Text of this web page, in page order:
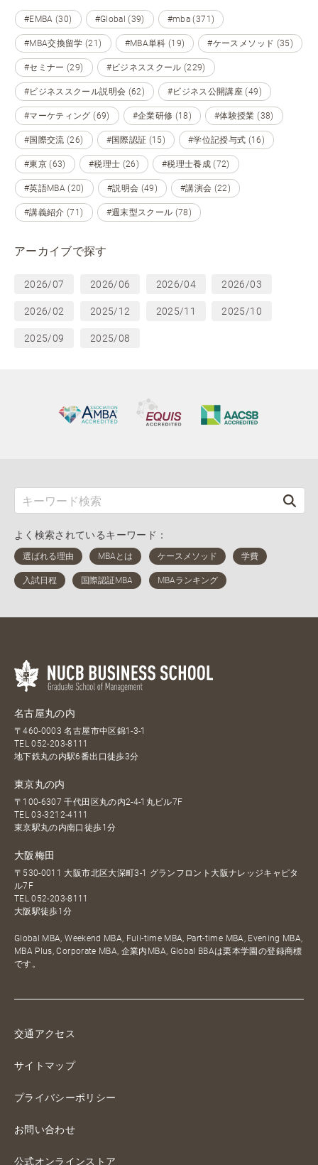
#EMBA (30) #Global (39) #mba (371)
#MBA交換留学 (21) #MBA単科 (19) #ケースメソッド (35)
#セミナー (29) #ビジネススクール (229)
#ビジネススクール説明会 (62) #ビジネス公開講座 (49)
#マーケティング (69) #企業研修 (18) #体験授業 (38)
#国際交流 (26) #国際認証 (15) #学位記授与式 (16)
#東京 (63) #税理士 (26) #税理士養成 (72)
#英語MBA (20) #説明会 (49) #講演会 (22)
#講義紹介 (71) #週末型スクール (78)
アーカイブで探す
2026/07 2026/06 2026/04 2026/03
2026/02 2025/12 2025/11 2025/10
2025/09 2025/08
よく検索されているキーワード：
名古屋丸の内
〒460-0003 名古屋市中区錦1-3-1
TEL052-203-8111
地下鉄丸の内駅6番出口徒歩3分
東京丸の内
〒100-6307 千代田区丸の内2-4-1丸ビル7F
TEL03-3212-4111
東京駅丸の内南口徒歩1分
大阪梅田
〒530-0011 大阪市北区大深町3-1 グランフロント大阪ナレッジキャピタ
ル7F
TEL052-203-8111
大阪駅徒歩1分
Global MBA, Weekend MBA, Full-time MBA, Part-time MBA, Evening MBA,
MBA Plus, Corporate MBA, 企業内MBA, Global BBAは栗本学園の登録商標
です。
交通アクセス
サイトマップ
プライバシーポリシー
お問い合わせ
公式オンラインストア